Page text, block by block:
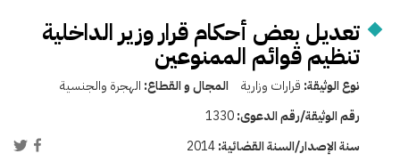
تعديل بعض أحكام قرار وزير الداخلية
تنظيم قوائم الممنوعين
نوع الوثيقة: قرارات وزارية المجال و القطاع: الهجرة والجنسية
رقم الوثيقة/رقم الدعوى:1330
سنة الإصدار/السنة القضائية:2014